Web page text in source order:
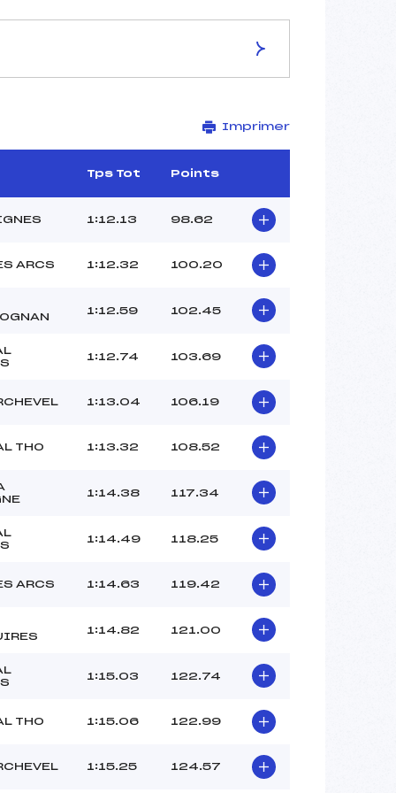
STADE
2475
1572/08/00
38
11H45
VAN STAPPEN ELISA (SA)
RUTKA LOU (SA)
DIAZ LUCIE (SA)
-18
Imprimer
Tps Tot Points
1:12.13 98.62
ARCS 1:12.32 100.20
1:12.59 102.45
1:12.74 103.69
1:13.04 106.19
THO 1:13.32 108.52
1:14.38 117.34
1:14.49 118.25
ARCS 1:14.63 119.42
1:14.82 121.00
1:15.03 122.74
THO 1:15.06 122.99
1:15.25 124.57